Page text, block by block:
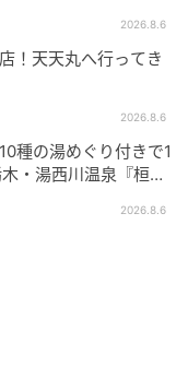
2026.8.6
！天天丸へ行ってき
2026.8.6
種の湯めぐり付きで1
・湯西川温泉『桓武
2026.8.6